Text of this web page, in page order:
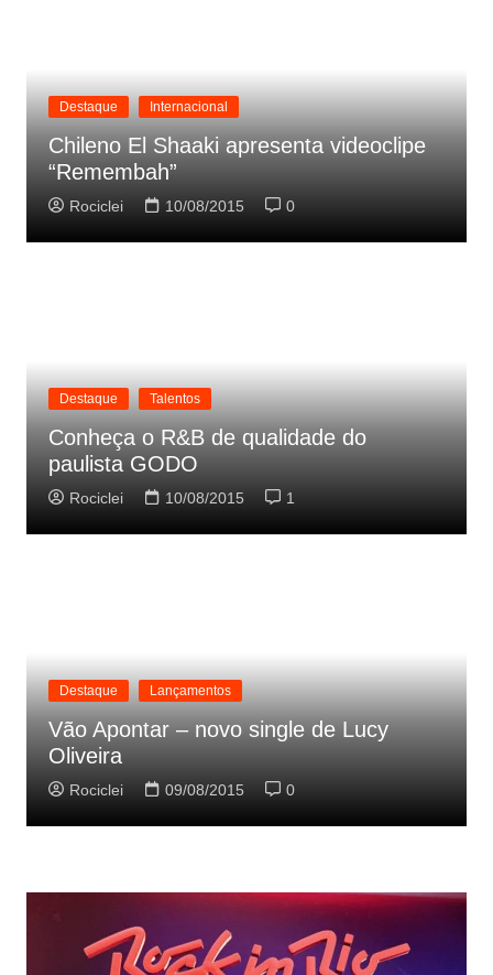
Destaque Internacional
Chileno El Shaaki apresenta videoclipe
“Remembah”
Rociclei 10/08/2015 0
Destaque Talentos
Conheça o R&B de qualidade do
paulista GODO
Rociclei 10/08/2015 1
Destaque Lançamentos
Vão Apontar – novo single de Lucy
Oliveira
Rociclei 09/08/2015 0